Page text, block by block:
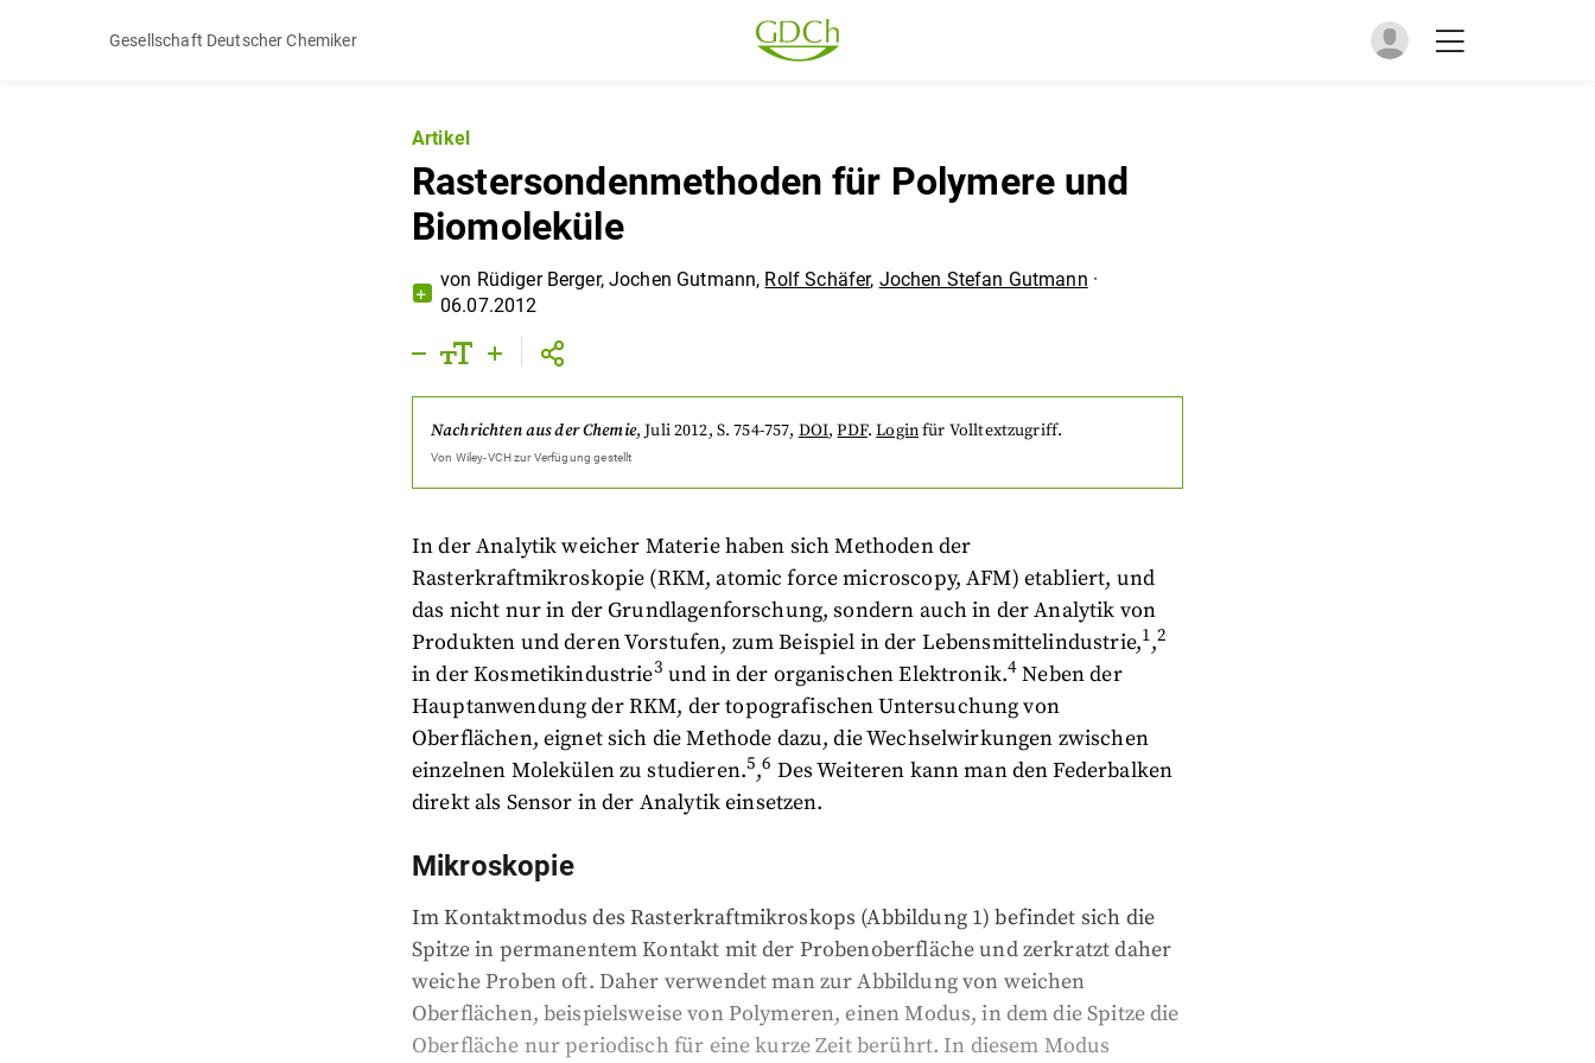
Gesellschaft Deutscher Chemiker
Artikel
Rastersondenmethoden für Polymere und
Biomoleküle
von Rüdiger Berger,Jochen Gutmann, Rolf Schäfer, Jochen Stefan Gutmann ·
06.07.2012
Nachrichten aus der Chemie,Juli 2012, S. 754-757, DOI,PDF. Loginfür Volltextzugriff.
Von Wiley-VCHzur Verfügung gestellt
In der Analytik weicher Materie haben sich Methoden der
Rasterkraftmikroskopie (RKM, atomic force microscopy, AFM) etabliert, und
das nicht nur in der Grundlagenforschung, sondern auch in der Analytik von
Produkten und deren Vorstufen, zum Beispiel in der Lebensmittelindustrie,1,2
in der Kosmetikindustrie3 und in der organischen Elektronik.4 Neben der
Hauptanwendung der RKM, der topografischen Untersuchung von
Oberflächen, eignet sich die Methode dazu, die Wechselwirkungen zwischen
einzelnen Molekülen zu studieren.5,6 Des Weiteren kann man den Federbalken
direkt als Sensor in der Analytik einsetzen.
Mikroskopie
Im Kontaktmodus des Rasterkraftmikroskops (Abbildung 1) befindet sich die
Spitze in permanentem Kontakt mit der Probenoberfläche und zerkratzt daher
weiche Proben oft. Daher verwendet man zur Abbildung von weichen
Oberflächen, beispielsweise von Polymeren, einen Modus, in dem die Spitze die
Oberfläche nur periodisch für eine kurze Zeit berührt. In diesem Modus